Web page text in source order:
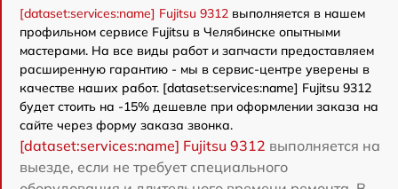
[dataset:services:name] Fujitsu 9312 выполняется в нашем
профильном сервисе Fujitsu в Челябинске опытными
мастерами. На все виды работ и запчасти предоставляем
расширенную гарантию - мы в сервис-центре уверены в
качестве наших работ. [dataset:services:name] Fujitsu 9312
будет стоить на -15% дешевле при оформлении заказа на
сайте через форму заказа звонка.
[dataset:services:name] Fujitsu 9312 выполняется на
выезде, если не требует специального